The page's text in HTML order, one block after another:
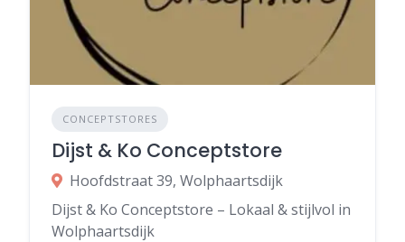
CONCEPTSTORES
Dijst & Ko Conceptstore
Hoofdstraat 39, Wolphaartsdijk
Dijst & Ko Conceptstore – Lokaal & stijlvol in
Wolphaartsdijk